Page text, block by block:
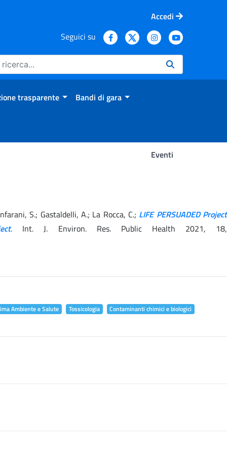
Accedi
Seguici su
trasparente Bandi di gara
Eventi
S.; Gastaldelli, A.; La Rocca, C.; LIFE PERSUADED Project
. Int. J. Environ. Res. Public Health 2021, 18,
Ambiente e Salute Tossicologia Contaminanti chimici e biologici